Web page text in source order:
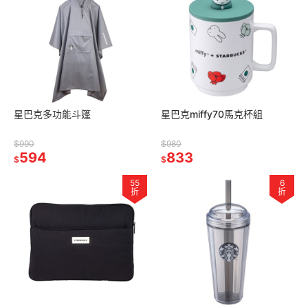
星巴克多功能斗篷
$990
$594
星巴克miffy70馬克杯組
$980
$833
55
折
6
折